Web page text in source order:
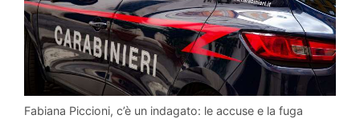
Fabiana Piccioni, c’è un indagato: le accuse e la fuga